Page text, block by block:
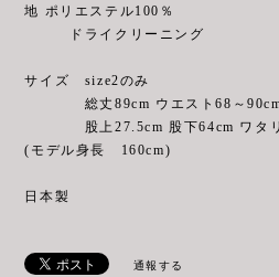
地 ポリエステル100％
ドライクリーニング
サイズ size2のみ
総丈89cm ウエスト68～90cm
股上27.5cm 股下64cm ワタリ
(モデル身長 160cm)
日本製
通報する